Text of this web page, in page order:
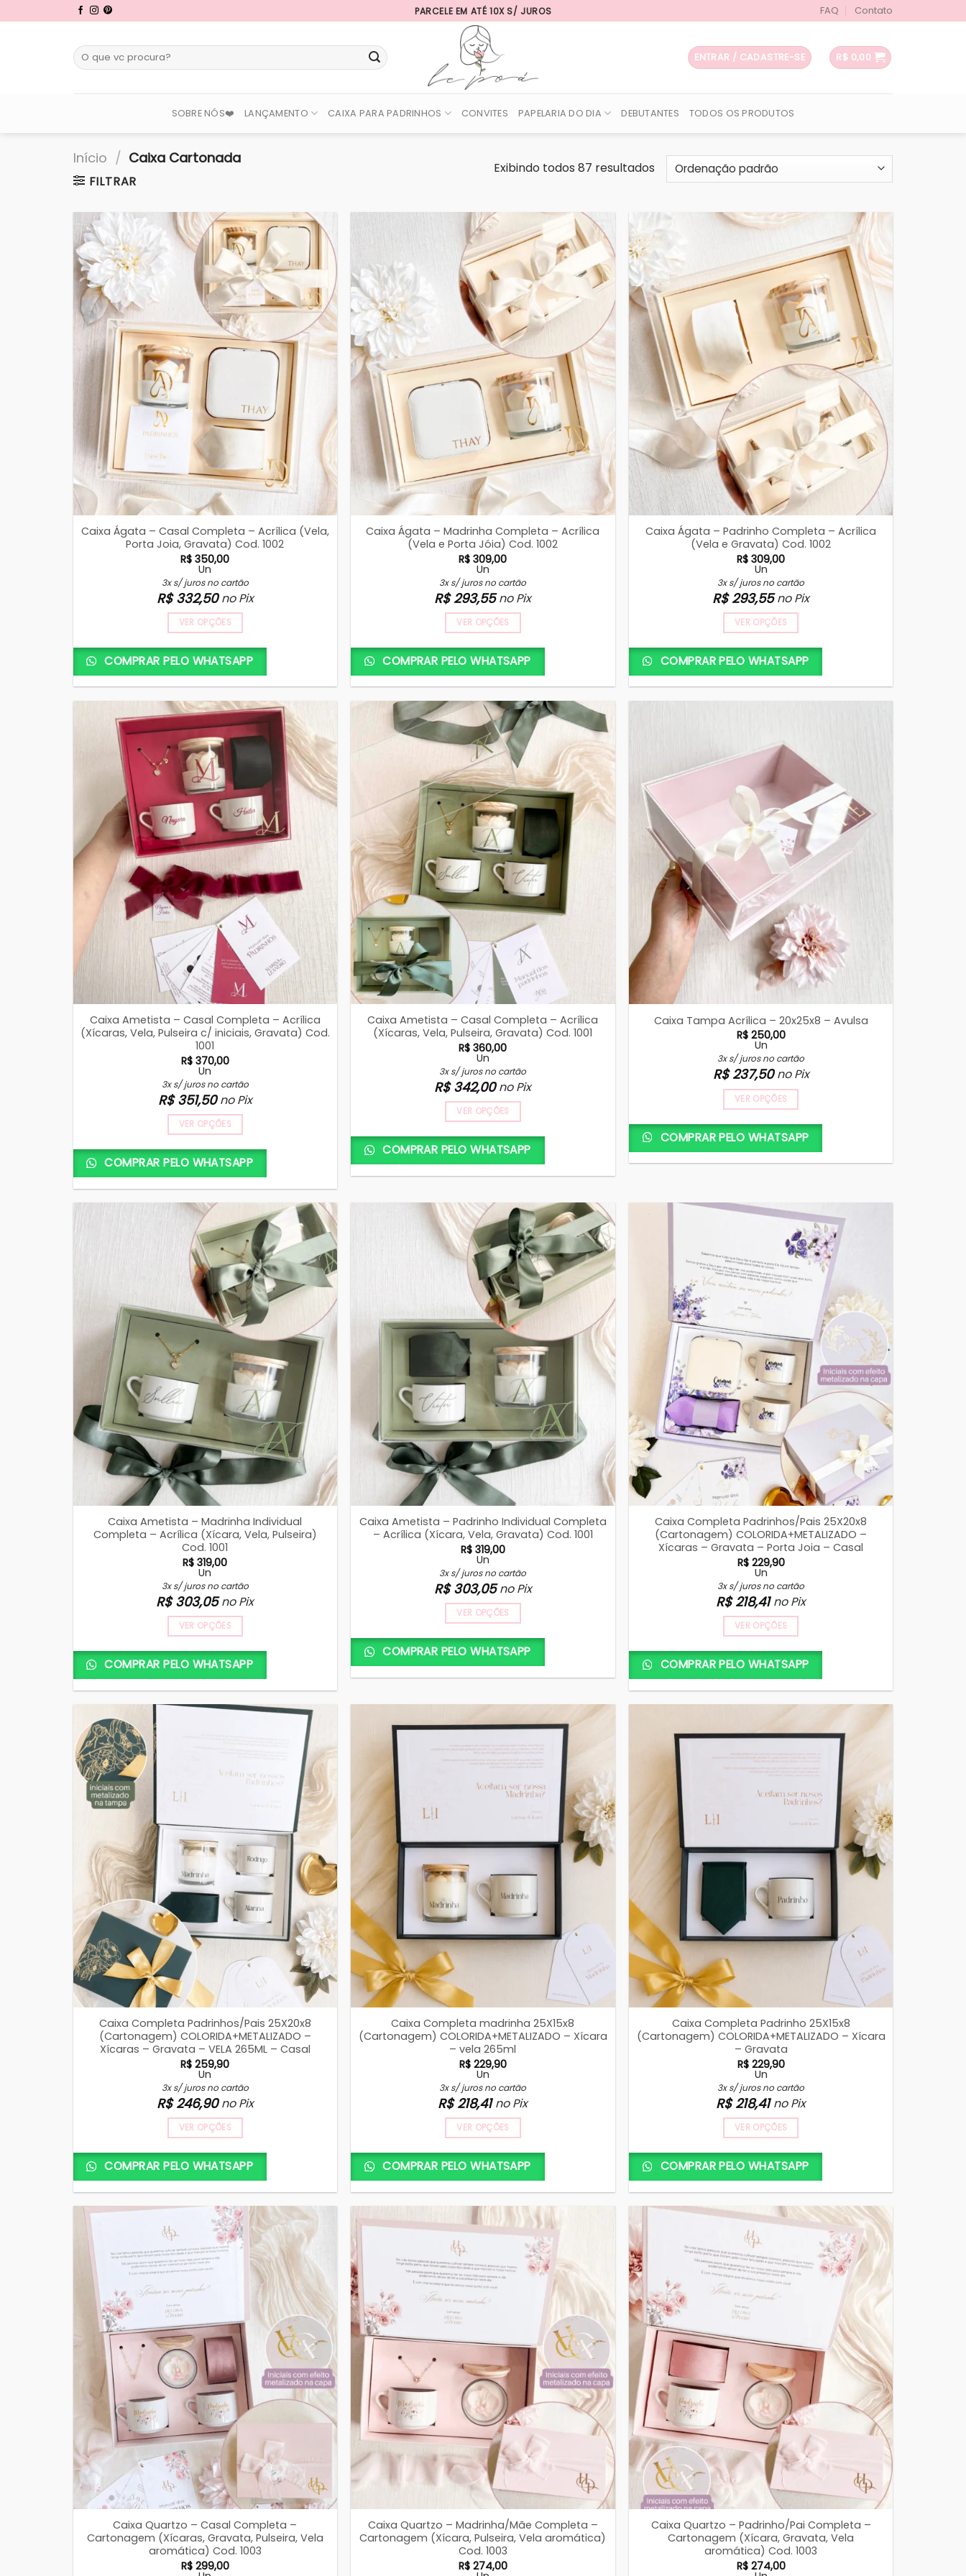
to
PARCELE EM ATÉ 10X S/ JUROS FAQ Contato
Pesquisar
por:
ENTRAR / CADASTRE-SE R$ 0,00
SOBRE NÓS❤️ LANÇAMENTO CAIXA PARA PADRINHOS CONVITES PAPELARIA DO DIA DEBUTANTES TODOS OS PRODUTOS
Início / Caixa Cartonada
FILTRAR
Exibindo todos 87 resultados
Caixa Ágata – Casal Completa – Acrílica (Vela,
Porta Joia, Gravata) Cod. 1002
R$ 350,00
Un
3x s/ juros no cartão
R$332,50 no Pix
VER OPÇÕES
COMPRAR PELO WHATSAPP
Caixa Ágata – Madrinha Completa – Acrílica
(Vela e Porta Jóia) Cod. 1002
R$ 309,00
Un
3x s/ juros no cartão
R$293,55 no Pix
VER OPÇÕES
COMPRAR PELO WHATSAPP
Caixa Ágata – Padrinho Completa – Acrílica
(Vela e Gravata) Cod. 1002
R$ 309,00
Un
3x s/ juros no cartão
R$293,55 no Pix
VER OPÇÕES
COMPRAR PELO WHATSAPP
Caixa Ametista – Casal Completa – Acrílica
(Xícaras, Vela, Pulseira c/ iniciais, Gravata) Cod.
1001
R$370,00
Un
3x s/ juros no cartão
R$351,50 no Pix
VER OPÇÕES
COMPRAR PELO WHATSAPP
Caixa Ametista – Casal Completa – Acrílica
(Xícaras, Vela, Pulseira, Gravata) Cod. 1001
R$ 360,00
Un
3x s/ juros no cartão
R$342,00 no Pix
VER OPÇÕES
COMPRAR PELO WHATSAPP
Caixa Tampa Acrílica – 20x25x8 – Avulsa
R$250,00
Un
3x s/ juros no cartão
R$237,50 no Pix
VER OPÇÕES
COMPRAR PELO WHATSAPP
Caixa Ametista – Madrinha Individual
Completa – Acrílica (Xícara, Vela, Pulseira)
Cod. 1001
R$ 319,00
Un
3x s/ juros no cartão
R$303,05 no Pix
VER OPÇÕES
COMPRAR PELO WHATSAPP
Caixa Ametista – Padrinho Individual Completa
– Acrílica (Xícara, Vela, Gravata) Cod. 1001
R$319,00
Un
3x s/ juros no cartão
R$303,05 no Pix
VER OPÇÕES
COMPRAR PELO WHATSAPP
Caixa Completa Padrinhos/Pais 25X20x8
(Cartonagem) COLORIDA+METALIZADO –
Xícaras – Gravata – Porta Joia – Casal
R$229,90
Un
3x s/ juros no cartão
R$218,41 no Pix
VER OPÇÕES
COMPRAR PELO WHATSAPP
Caixa Completa Padrinhos/Pais 25X20x8
(Cartonagem) COLORIDA+METALIZADO –
Xícaras – Gravata – VELA 265ML – Casal
R$ 259,90
Un
3x s/ juros no cartão
R$246,90 no Pix
VER OPÇÕES
COMPRAR PELO WHATSAPP
Caixa Completa madrinha 25X15x8
(Cartonagem) COLORIDA+METALIZADO – Xícara
– vela 265ml
R$229,90
Un
3x s/ juros no cartão
R$218,41 no Pix
VER OPÇÕES
COMPRAR PELO WHATSAPP
Caixa Completa Padrinho 25X15x8
(Cartonagem) COLORIDA+METALIZADO – Xícara
– Gravata
R$229,90
Un
3x s/ juros no cartão
R$218,41 no Pix
VER OPÇÕES
COMPRAR PELO WHATSAPP
Caixa Quartzo – Casal Completa –
Cartonagem (Xícaras, Gravata, Pulseira, Vela
aromática) Cod. 1003
R$299,00
Caixa Quartzo – Madrinha/Mãe Completa –
Cartonagem (Xícara, Pulseira, Vela aromática)
Cod. 1003
R$274,00
Caixa Quartzo – Padrinho/Pai Completa –
Cartonagem (Xícara, Gravata, Vela
aromática) Cod. 1003
R$274,00